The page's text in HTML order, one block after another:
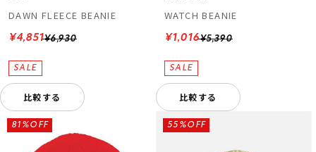
DAWN FLEECE BEANIE
¥6,930
¥4,851
比較する
WATCH BEANIE
¥5,390
¥1,016
比較する
81%OFF 55%OFF